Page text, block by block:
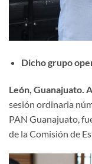
Dicho grupo
León, Guanajuato.
sesión ordinaria
PAN Guanajuato,
de la Comisión de